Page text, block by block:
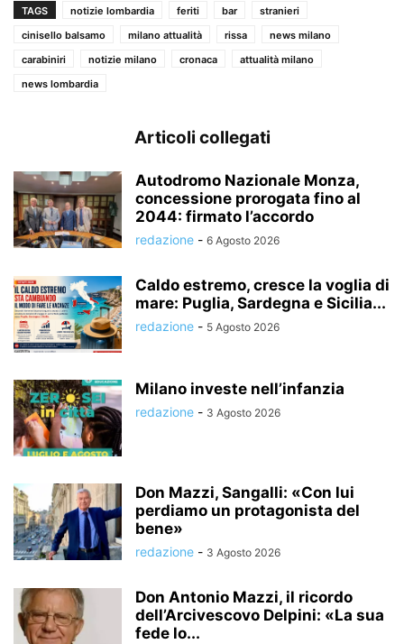
TAGS notizie lombardia feriti bar
stranieri
cinisello balsamo
milano attualità rissa
news milano
carabiniri
notizie milano cronaca
attualità milano
news lombardia
Articoli collegati
Autodromo Nazionale Monza,
concessione prorogata fino al
2044: firmato l’accordo
redazione - 6 Agosto 2026
Caldo estremo, cresce la voglia di
mare: Puglia, Sardegna e Sicilia...
redazione - 5 Agosto 2026
Milano investe nell’infanzia
redazione - 3 Agosto 2026
Don Mazzi, Sangalli: «Con lui
perdiamo un protagonista del
bene»
redazione - 3 Agosto 2026
Don Antonio Mazzi, il ricordo
dell’Arcivescovo Delpini: «La sua
fede lo...